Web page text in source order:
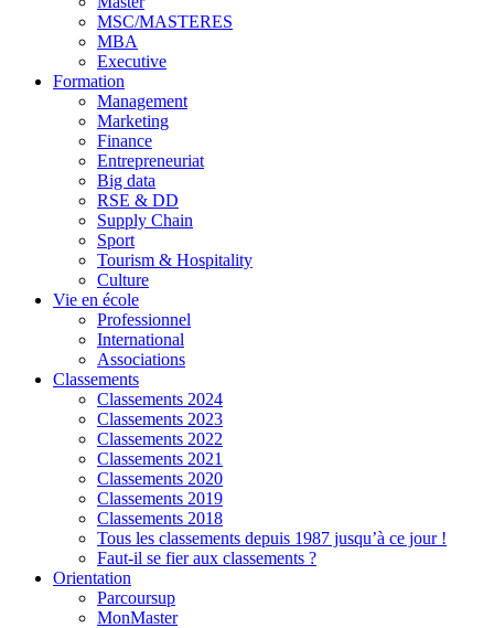
MSC/MASTERES
MBA
Executive
Formation
Management
Marketing
Finance
Entrepreneuriat
Big data
RSE & DD
Supply Chain
Sport
Tourism & Hospitality
Culture
Vie en école
Professionnel
International
Associations
Classements
Classements 2024
Classements 2023
Classements 2022
Classements 2021
Classements 2020
Classements 2019
Classements 2018
Tous les classements depuis 1987 jusqu’à ce jour !
Faut-il se fier aux classements ?
Orientation
Parcoursup
MonMaster